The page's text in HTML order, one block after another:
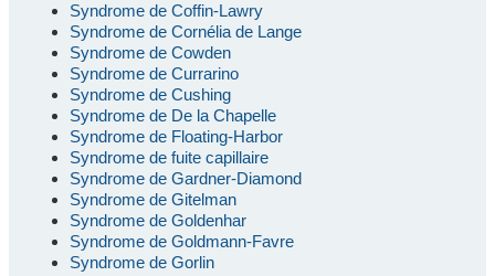
Syndrome de Coffin-Lawry
Syndrome de Cornélia de Lange
Syndrome de Cowden
Syndrome de Currarino
Syndrome de Cushing
Syndrome de De la Chapelle
Syndrome de Floating-Harbor
Syndrome de fuite capillaire
Syndrome de Gardner-Diamond
Syndrome de Gitelman
Syndrome de Goldenhar
Syndrome de Goldmann-Favre
Syndrome de Gorlin